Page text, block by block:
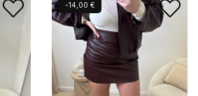
-14,00 €